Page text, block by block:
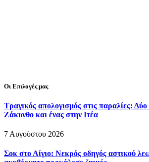
Οι Επιλογές μας
Τραγικός απολογισμός στις παραλίες: Δύο
Ζάκυνθο και ένας στην Ιτέα
7 Αυγούστου 2026
Σοκ στο Αίγιο: Νεκρός οδηγός αστικού